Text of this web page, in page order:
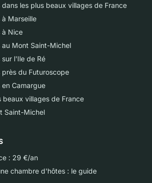
les plus beaux villages de France
Marseille
à Nice
Mont Saint-Michel
l'Ile de Ré
du Futuroscope
Camargue
beaux villages de France
Saint-Michel
: 29 €/an
chambre d'hôtes : le guide